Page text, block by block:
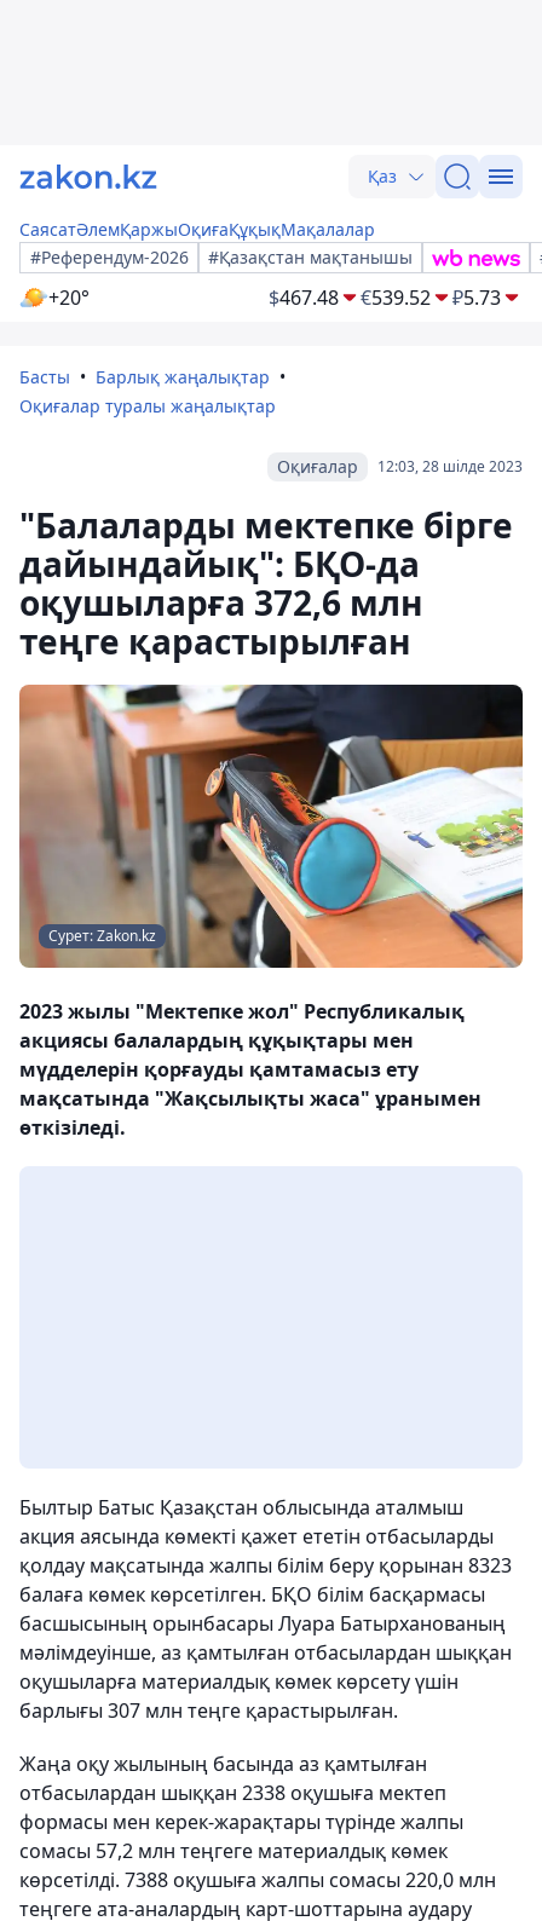
Қаз
СаясатӘлемҚаржыОқиғаҚұқықМақалалар
#Референдум-2026
#Қазақстан мақтанышы
+20° $467.48 €539.52 ₽5.73
Басты
Барлық жаңалықтар
Оқиғалар туралы жаңалықтар
12:03, 28 шілде 2023
Оқиғалар
"Балаларды мектепке бірге
дайындайық": БҚО-да
оқушыларға 372,6 млн
теңге қарастырылған
Сурет: Zakon.kz
2023 жылы "Мектепке жол" Республикалық
акциясы балалардың құқықтары мен
мүдделерін қорғауды қамтамасыз ету
мақсатында "Жақсылықты жаса" ұранымен
өткізіледі.
Былтыр Батыс Қазақстан облысында аталмыш
акция аясында көмекті қажет ететін отбасыларды
қолдау мақсатында жалпы білім беру қорынан 8323
балаға көмек көрсетілген. БҚО білім басқармасы
басшысының орынбасары Луара Батырханованың
мәлімдеуінше, аз қамтылған отбасылардан шыққан
оқушыларға материалдық көмек көрсету үшін
барлығы 307 млн теңге қарастырылған.
Жаңа оқу жылының басында аз қамтылған
отбасылардан шыққан 2338 оқушыға мектеп
формасы мен керек-жарақтары түрінде жалпы
сомасы 57,2 млн теңгеге материалдық көмек
көрсетілді. 7388 оқушыға жалпы сомасы 220,0 млн
теңгеге ата-аналардың карт-шоттарына аудару